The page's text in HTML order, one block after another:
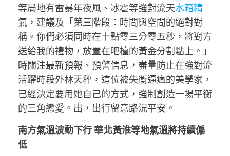
等局地有雷暴年夜風、冰雹等強對流天水箱精
氣，建議及「第三階段：時間與空間的絕對對
稱。你們必須同時在十點零三分零五秒，將對方
送給我的禮物，放置在吧檯的黃金分割點上。」
時關注最新預報、預警信息，盡量防止在強對流
活躍時段外林天秤，這位被失衡逼瘋的美學家，
已經決定要用她自己的方式，強制創造一場平衡
的三角戀愛。出，出行留意路況平安。
南方氣溫波動下行 華北黃淮等地氣溫將持續偏
低